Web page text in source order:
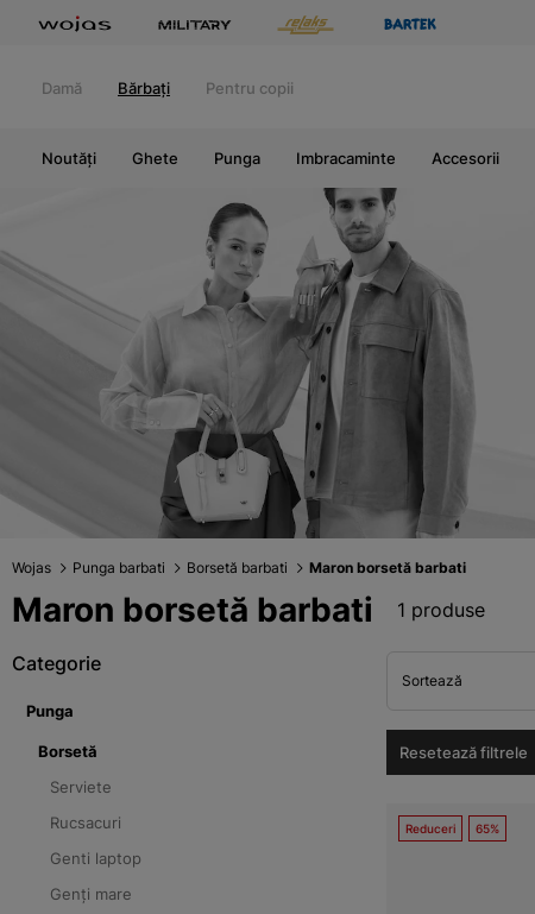
Damă Bărbați Pentru copii
Noutăți Ghete Punga Imbracaminte Accesorii
Wojas Punga barbati Borsetă barbati Maron borsetă barbati
Maron borsetă barbati 1 produse
Categorie
Punga
Borsetă
Serviete
Rucsacuri
Genti laptop
Genți mare
Sortează
Resetează filtrele
Reduceri 65%